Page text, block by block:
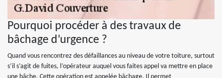
Pourquoi procéder à des travaux de
bâchage d’urgence ?
Quand vous rencontrez des défaillances au niveau de votre toiture, surtout
s’il s’agit de fuites, l’opérateur auquel vous faites appel va mettre en place